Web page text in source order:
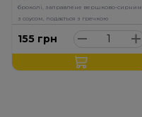
броколі, заправлене вершково-сирним
з соусом, подається з гречкою
155 грн